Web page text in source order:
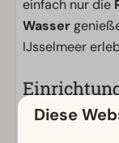
einfach nur die
Wasser
IJsselmeer
Allgemein
Diese